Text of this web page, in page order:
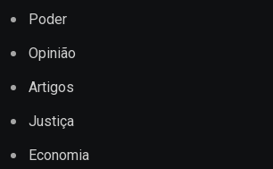
Poder
Opinião
Artigos
Justiça
Economia